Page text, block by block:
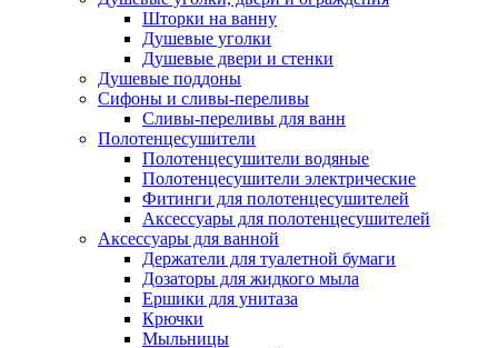
Шторки на ванну
Душевые уголки
Душевые двери и стенки
Душевые поддоны
Сифоны и сливы-переливы
Сливы-переливы для ванн
Полотенцесушители
Полотенцесушители водяные
Полотенцесушители электрические
Фитинги для полотенцесушителей
Аксессуары для полотенцесушителей
Аксессуары для ванной
Держатели для туалетной бумаги
Дозаторы для жидкого мыла
Ершики для унитаза
Крючки
Мыльницы